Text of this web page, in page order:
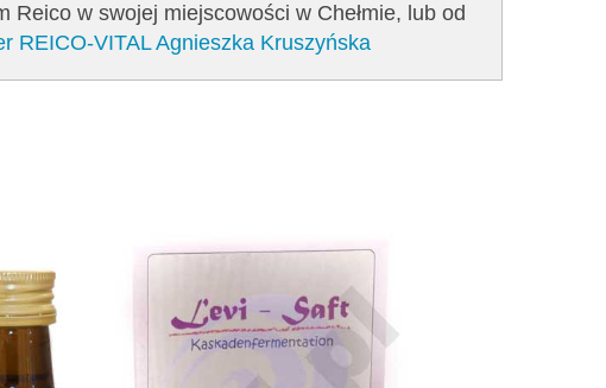
w swojej miejscowości w Chełmie, lub od
REICO-VITAL Agnieszka Kruszyńska